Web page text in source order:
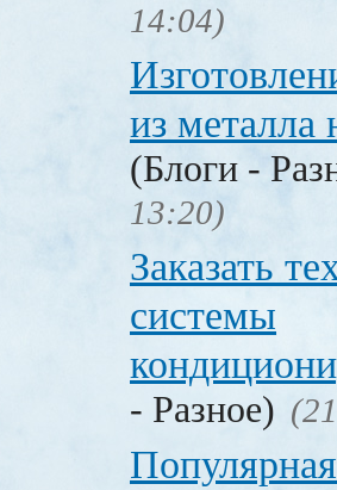
14:04)
из
(Блоги -
13:20)
Заказать
системы
- Разное)